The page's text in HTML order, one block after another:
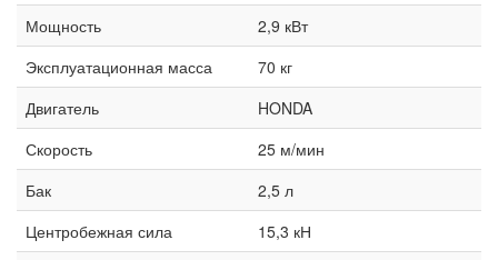
Мощность
2,9 кВт
Эксплуатационная масса
70 кг
Двигатель
HONDA
Скорость
25 м/мин
Бак
2,5 л
Центробежная сила
15,3 кН